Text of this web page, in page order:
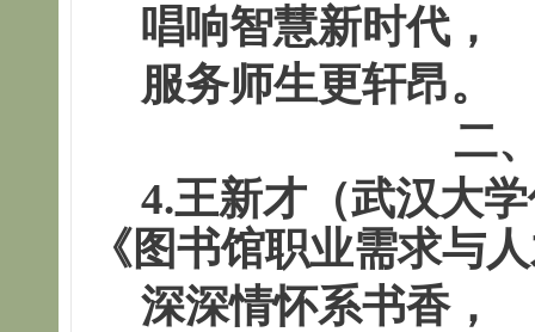
唱响智慧新时代，
服务师生更轩昂。
二
4.王新才（武汉大
《图书馆职业需求与
深深情怀系书香，